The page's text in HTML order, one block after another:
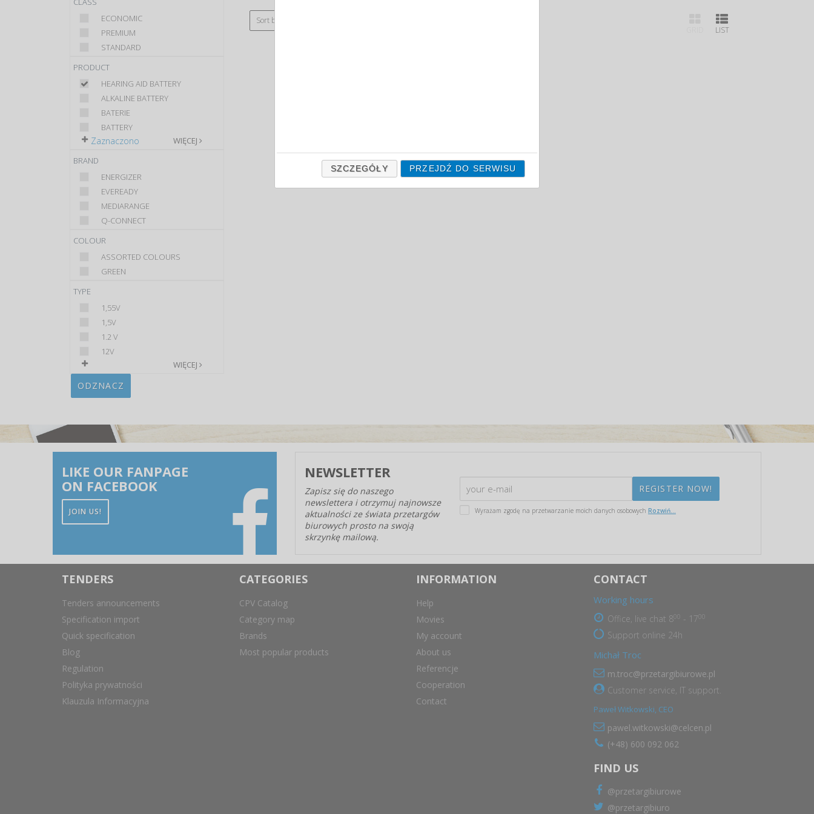
ECONOMIC
PREMIUM
STANDARD
PRODUCT
HEARING AID BATTERY
ALKALINE BATTERY
BATERIE
BATTERY
WIĘCEJ
Zaznaczono
BRAND
ENERGIZER
EVEREADY
MEDIARANGE
Q-CONNECT
COLOUR
ASSORTED COLOURS
GREEN
TYPE
1,55V
1,5V
1.2 V
12V
WIĘCEJ
ODZNACZ
Sort by:
LIST
LIKE OUR FANPAGE
ON FACEBOOK
JOIN US!
NEWSLETTER
Zapisz się do naszego
newslettera i otrzymuj najnowsze
aktualności ze świata przetargów
biurowych prosto na swoją
skrzynkę mailową.
Wyrażam zgodę na przetwarzanie moich danych osobowych Rozwiń...
TENDERS
Tenders announcements
Specification import
Quick specification
Blog
Regulation
Polityka prywatności
Klauzula Informacyjna
CATEGORIES
CPV Catalog
Category map
Brands
Most popular products
INFORMATION
Help
Movies
My account
About us
Referencje
Cooperation
Contact
CONTACT
Working hours
Office, live chat 8 - 17
Support online 24h
Michał Troc
m.troc@przetargibiurowe.pl
Customer service, IT support.
Paweł Witkowski, CEO
pawel.witkowski@celcen.pl
(+48) 600 092 062
FIND US
@przetargibiurowe
@przetargibiuro
SZCZEGÓŁY PRZEJDŹ DO SERWISU